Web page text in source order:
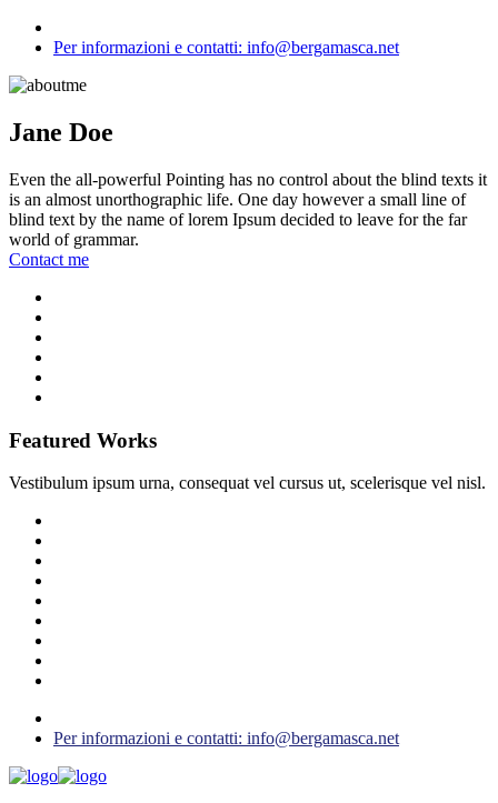
Per informazioni e contatti: info@bergamasca.net
Jane Doe
Even the all-powerful Pointing has no control about the blind texts it
is an almost unorthographic life. One day however a small line of
blind text by the name of lorem Ipsum decided to leave for the far
world of grammar.
Contact me
Featured Works
Vestibulum ipsum urna, consequat vel cursus ut, scelerisque vel nisl.
Per informazioni e contatti: info@bergamasca.net